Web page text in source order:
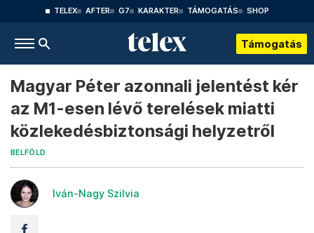
TELEX AFTER G7 KARAKTER TÁMOGATÁS SHOP
Támogatás
Magyar Péter azonnali jelentést kér
az M1-esen lévő terelések miatti
közlekedésbiztonsági helyzetről
BELFÖLD
Iván-Nagy Szilvia